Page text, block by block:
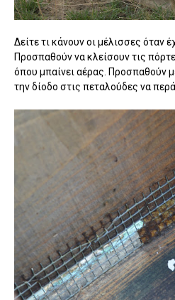
Δείτε τι κάνουν οι μέλισσες όταν
Προσπαθούν να κλείσουν τις
όπου μπαίνει αέρας. Προσπαθούν
την δίοδο στις πεταλούδες να